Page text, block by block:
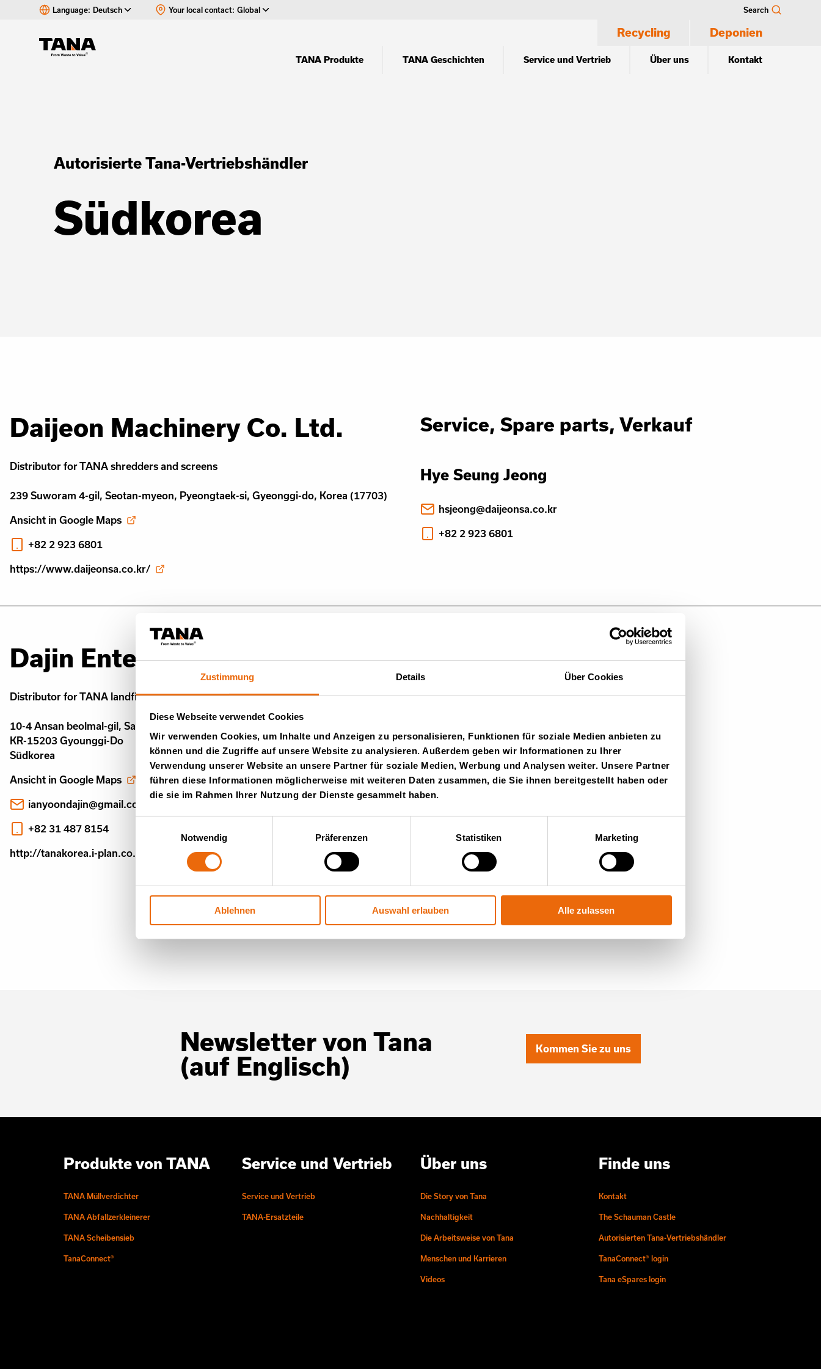
Zustimmung Details Über Cookies
Diese Webseite verwendet Cookies
Wir verwenden Cookies, um Inhalte und Anzeigen zu personalisieren, Funktionen für soziale Medien anbieten zu
können und die Zugriffe auf unsere Website zu analysieren. Außerdem geben wir Informationen zu Ihrer
Verwendung unserer Website an unsere Partner für soziale Medien, Werbung und Analysen weiter. Unsere Partner
führen diese Informationen möglicherweise mit weiteren Daten zusammen, die Sie ihnen bereitgestellt haben oder
die sie im Rahmen Ihrer Nutzung der Dienste gesammelt haben.
Notwendig
Präferenzen Statistiken Marketing
Ablehnen Auswahl erlauben Alle zulassen
Language: Deutsch Your local contact: Global Search
Recycling Deponien
TANA Produkte TANA Geschichten Service und Vertrieb Über uns Kontakt
Autorisierte Tana-Vertriebshändler
Südkorea
Daijeon Machinery Co. Ltd.
Distributor for TANA shredders and screens
239 Suworam 4-gil, Seotan-myeon, Pyeongtaek-si, Gyeonggi-do, Korea (17703)
Ansicht in Google Maps
+82 2 923 6801
https://www.daijeonsa.co.kr/
Service, Spare parts, Verkauf
Hye Seung Jeong
hsjeong@daijeonsa.co.kr
+82 2 923 6801
Dajin Enterprise Co., Ltd.
Distributor for TANA landfill compactors
10-4 Ansan beolmal-gil, Sang rok-gu, Ansan-si
KR-15203 Gyounggi-Do
Südkorea
Ansicht in Google Maps
ianyoondajin@gmail.com
+82 31 487 8154
http://tanakorea.i-plan.co.kr/main_kor/
Newsletter von Tana
(auf Englisch)
Kommen Sie zu uns
Produkte von TANA
TANA Müllverdichter
TANA Abfallzerkleinerer
TANA Scheibensieb
TanaConnect®
Service und Vertrieb
Service und Vertrieb
TANA-Ersatzteile
Über uns
Die Story von Tana
Nachhaltigkeit
Die Arbeitsweise von Tana
Menschen und Karrieren
Videos
Finde uns
Kontakt
The Schauman Castle
Autorisierten Tana-Vertriebshändler
TanaConnect® login
Tana eSpares login